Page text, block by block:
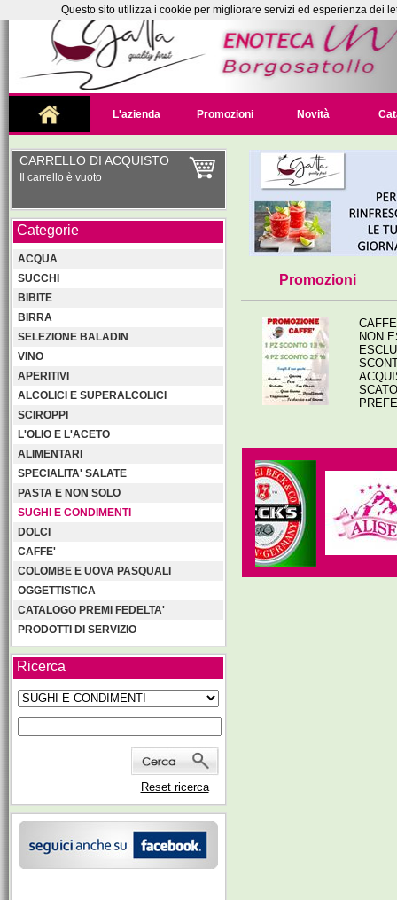
L'azienda Promozioni Novità
CARRELLO DI ACQUISTO
Il carrello è vuoto
Categorie
ACQUA
SUCCHI
BIBITE
BIRRA
SELEZIONE BALADIN
VINO
APERITIVI
ALCOLICI E SUPERALCOLICI
SCIROPPI
L'OLIO E L'ACETO
ALIMENTARI
SPECIALITA' SALATE
PASTA E NON SOLO
SUGHI E CONDIMENTI
DOLCI
CAFFE'
COLOMBE E UOVA PASQUALI
OGGETTISTICA
CATALOGO PREMI FEDELTA'
PRODOTTI DI SERVIZIO
Ricerca
Reset ricerca
Promozioni
NON
Questo sito utilizza i cookie per migliorare servizi ed esperienza dei